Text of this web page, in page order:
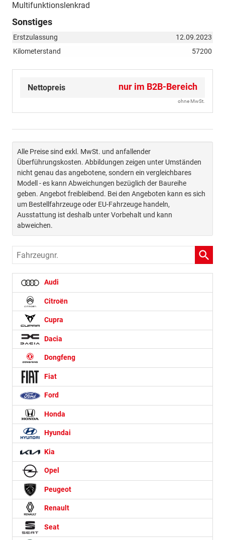
Multifunktionslenkrad
Sonstiges
Erstzulassung
12.09.2023
Kilometerstand
57200
Nettopreis nur im B2B-Bereich
ohne MwSt.
Alle Preise sind exkl. MwSt. und anfallender
Überführungskosten. Abbildungen zeigen unter Umständen
nicht genau das angebotene, sondern ein vergleichbares
Modell - es kann Abweichungen bezüglich der Baureihe
geben. Angebot freibleibend. Bei den Angeboten kann es sich
um Bestellfahrzeuge oder EU-Fahrzeuge handeln,
Ausstattung ist deshalb unter Vorbehalt und kann
abweichen.
Fahrzeugnr.
Audi
Citroën
Cupra
Dacia
Dongfeng
Fiat
Ford
Honda
Hyundai
Kia
Opel
Peugeot
Renault
Seat